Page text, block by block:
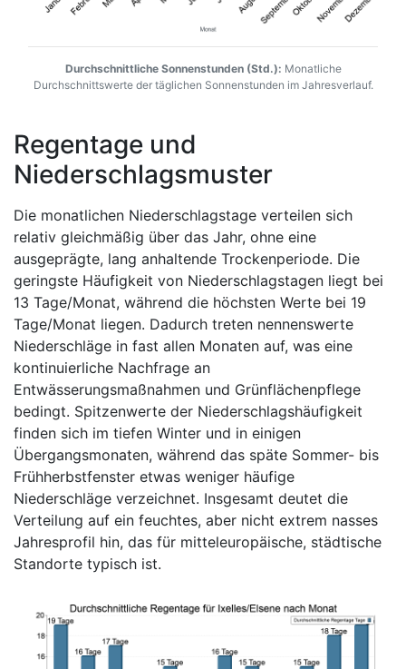
Durchschnittliche Sonnenstunden (Std.): Monatliche
Durchschnittswerte der täglichen Sonnenstunden im Jahresverlauf.
Regentage und
Niederschlagsmuster
Die monatlichen Niederschlagstage verteilen sich
relativ gleichmäßig über das Jahr, ohne eine
ausgeprägte, lang anhaltende Trockenperiode. Die
geringste Häufigkeit von Niederschlagstagen liegt bei
13 Tage/Monat, während die höchsten Werte bei 19
Tage/Monat liegen. Dadurch treten nennenswerte
Niederschläge in fast allen Monaten auf, was eine
kontinuierliche Nachfrage an
Entwässerungsmaßnahmen und Grünflächenpflege
bedingt. Spitzenwerte der Niederschlagshäufigkeit
finden sich im tiefen Winter und in einigen
Übergangsmonaten, während das späte Sommer- bis
Frühherbstfenster etwas weniger häufige
Niederschläge verzeichnet. Insgesamt deutet die
Verteilung auf ein feuchtes, aber nicht extrem nasses
Jahresprofil hin, das für mitteleuropäische, städtische
Standorte typisch ist.